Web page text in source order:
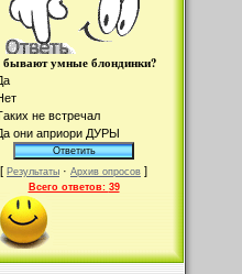
умные блондинки?
не встречал
они априори ДУРЫ
[ Результаты · Архив опросов ]
Всего ответов: 39